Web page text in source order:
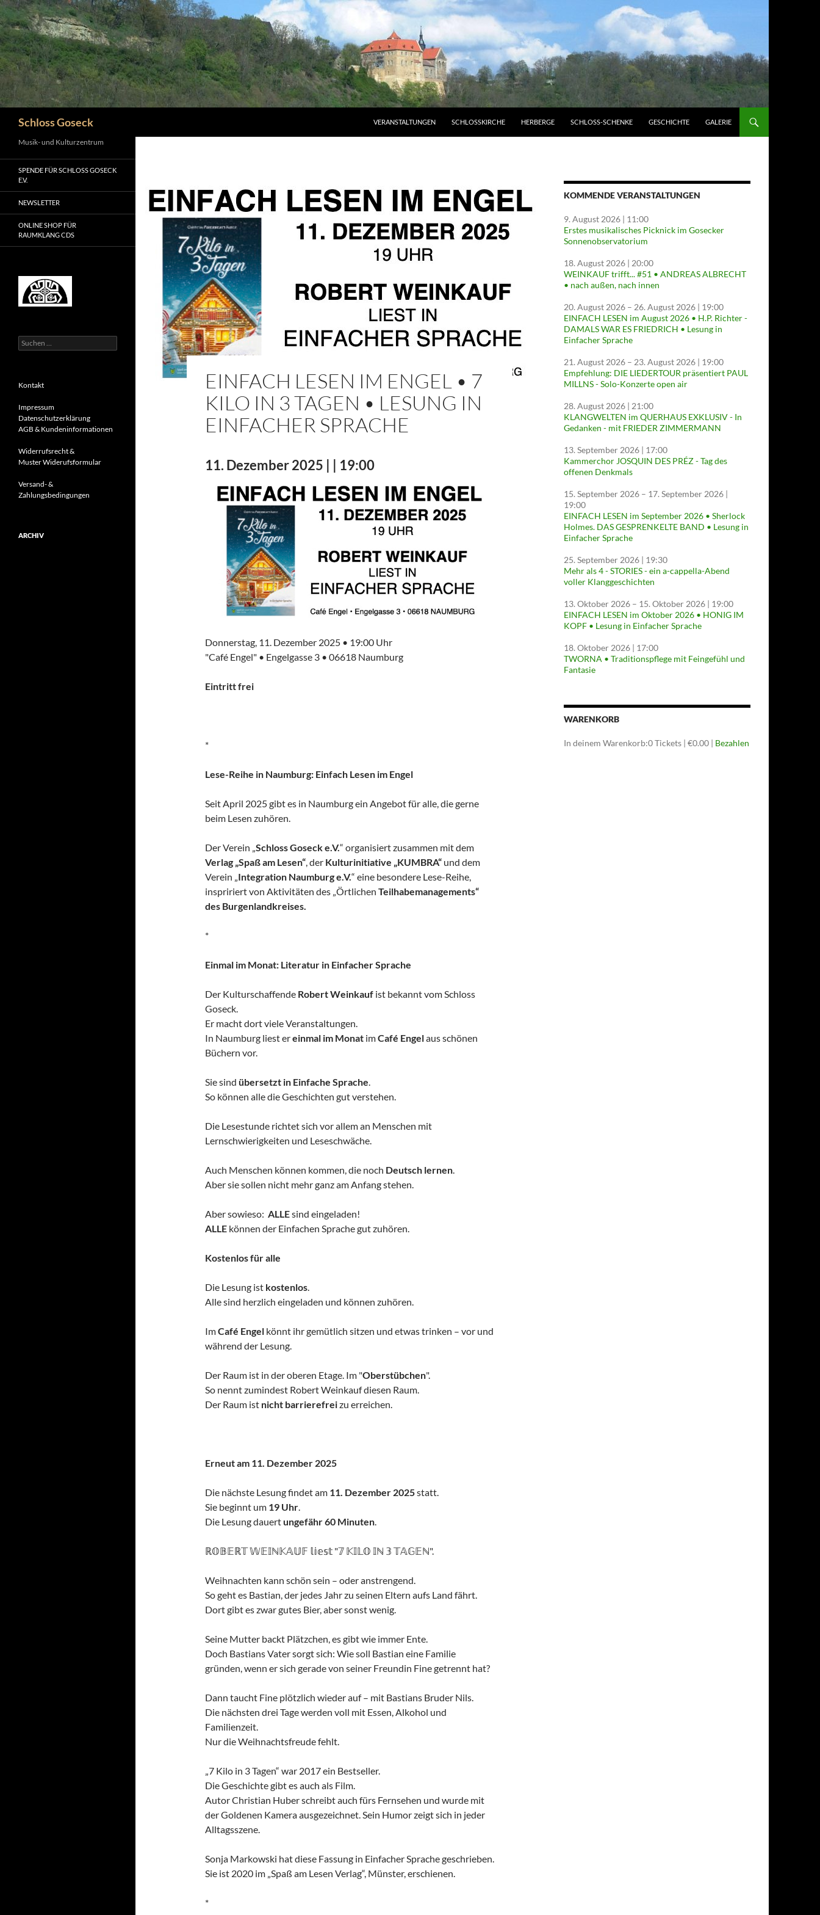
Zum
Inhalt
springen
Schloss Goseck VERANSTALTUNGEN SCHLOSSKIRCHE HERBERGE SCHLOSS-SCHENKE GESCHICHTE GALERIE
EINFACH LESEN IM ENGEL • 7
KILO IN 3 TAGEN • LESUNG IN
EINFACHER SPRACHE
11. Dezember 2025 | | 19:00
Donnerstag, 11. Dezember 2025 • 19:00 Uhr
"Café Engel" • Engelgasse 3 • 06618 Naumburg
Eintritt frei
*
Lese-Reihe in Naumburg: Einfach Lesen im Engel
Seit April 2025 gibt es in Naumburg ein Angebot für alle, die gerne
beim Lesen zuhören.
Der Verein „Schloss Goseck e.V.“ organisiert zusammen mit dem
Verlag „Spaß am Lesen“, der Kulturinitiative „KUMBRA“ und dem
Verein „Integration Naumburg e.V.“ eine besondere Lese-Reihe,
inspririert von Aktivitäten des „Örtlichen Teilhabemanagements“
des Burgenlandkreises.
*
Einmal im Monat: Literatur in Einfacher Sprache
Der Kulturschaffende Robert Weinkauf ist bekannt vom Schloss
Goseck.
Er macht dort viele Veranstaltungen.
In Naumburg liest ereinmal im Monat imCafé Engelaus schönen
Büchern vor.
Sie sind übersetzt in Einfache Sprache.
So können alle die Geschichten gut verstehen.
Die Lesestunde richtet sich vor allem an Menschen mit
Lernschwierigkeiten und Leseschwäche.
Auch Menschen können kommen, die noch Deutsch lernen.
Aber sie sollen nicht mehr ganz am Anfang stehen.
Aber sowieso: ALLEsind eingeladen!
ALLE können der Einfachen Sprache gut zuhören.
Kostenlos für alle
Die Lesung ist kostenlos.
Alle sind herzlich eingeladen und können zuhören.
ImCafé Engel könnt ihr gemütlich sitzen und etwas trinken – vor und
während der Lesung.
Der Raum ist in der oberen Etage. Im "Oberstübchen".
So nennt zumindest Robert Weinkauf diesen Raum.
Der Raum ist nicht barrierefreizu erreichen.
Erneut am 11. Dezember 2025
Die nächste Lesung findet am 11. Dezember 2025statt.
Sie beginnt um 19 Uhr.
Die Lesung dauertungefähr 60 Minuten.
ℝ𝕆𝔹𝔼ℝ𝕋 𝕎𝔼𝕀ℕ𝕂𝔸𝕌𝔽 𝕝𝕚𝕖𝕤𝕥 "𝟟 𝕂𝕀𝕃𝕆 𝕀ℕ 𝟛 𝕋𝔸𝔾𝔼ℕ".
Weihnachten kann schön sein – oder anstrengend.
So geht es Bastian, der jedes Jahr zu seinen Eltern aufs Land fährt.
Dort gibt es zwar gutes Bier, aber sonst wenig.
Seine Mutter backt Plätzchen, es gibt wie immer Ente.
Doch Bastians Vater sorgt sich: Wie soll Bastian eine Familie
gründen, wenn er sich gerade von seiner Freundin Fine getrennt hat?
Dann taucht Fine plötzlich wieder auf – mit Bastians Bruder Nils.
Die nächsten drei Tage werden voll mit Essen, Alkohol und
Familienzeit.
Nur die Weihnachtsfreude fehlt.
„7 Kilo in 3 Tagen“ war 2017 ein Bestseller.
Die Geschichte gibt es auch als Film.
Autor Christian Huber schreibt auch fürs Fernsehen und wurde mit
der Goldenen Kamera ausgezeichnet. Sein Humor zeigt sich in jeder
Alltagsszene.
Sonja Markowski hat diese Fassung in Einfacher Sprache geschrieben.
Sie ist 2020 im „Spaß am Lesen Verlag“, Münster, erschienen.
*
KOMMENDE VERANSTALTUNGEN
9. August 2026 | 11:00
Erstes musikalisches Picknick im Gosecker
Sonnenobservatorium
18. August 2026 | 20:00
WEINKAUF trifft... #51 • ANDREAS ALBRECHT
• nach außen, nach innen
20. August 2026 – 26. August 2026 | 19:00
EINFACH LESEN im August 2026 • H.P. Richter -
DAMALS WAR ES FRIEDRICH • Lesung in
Einfacher Sprache
21. August 2026 – 23. August 2026 | 19:00
Empfehlung: DIE LIEDERTOUR präsentiert PAUL
MILLNS - Solo-Konzerte open air
28. August 2026 | 21:00
KLANGWELTEN im QUERHAUS EXKLUSIV - In
Gedanken - mit FRIEDER ZIMMERMANN
13. September 2026 | 17:00
Kammerchor JOSQUIN DES PRÉZ - Tag des
offenen Denkmals
15. September 2026 – 17. September 2026 |
19:00
EINFACH LESEN im September 2026 • Sherlock
Holmes. DAS GESPRENKELTE BAND • Lesung in
Einfacher Sprache
25. September 2026 | 19:30
Mehr als 4 - STORIES - ein a-cappella-Abend
voller Klanggeschichten
13. Oktober 2026 – 15. Oktober 2026 | 19:00
EINFACH LESEN im Oktober 2026 • HONIG IM
KOPF • Lesung in Einfacher Sprache
18. Oktober 2026 | 17:00
TWORNA • Traditionspflege mit Feingefühl und
Fantasie
WARENKORB
In deinem Warenkorb:0Tickets | €0.00 | Bezahlen
Musik- und Kulturzentrum
SPENDE FÜR SCHLOSS GOSECK
E.V.
NEWSLETTER
ONLINE SHOP FÜR
RAUMKLANG CDS
Suchen
nach:
Kontakt
Impressum
Datenschutzerklärung
AGB & Kundeninformationen
Widerrufsrecht &
Muster Widerufsformular
Versand- &
Zahlungsbedingungen
ARCHIV